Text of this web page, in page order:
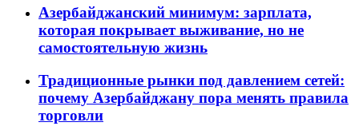
Азербайджанский минимум: зарплата,
которая покрывает выживание, но не
самостоятельную жизнь
Традиционные рынки под давлением сетей:
почему Азербайджану пора менять правила
торговли